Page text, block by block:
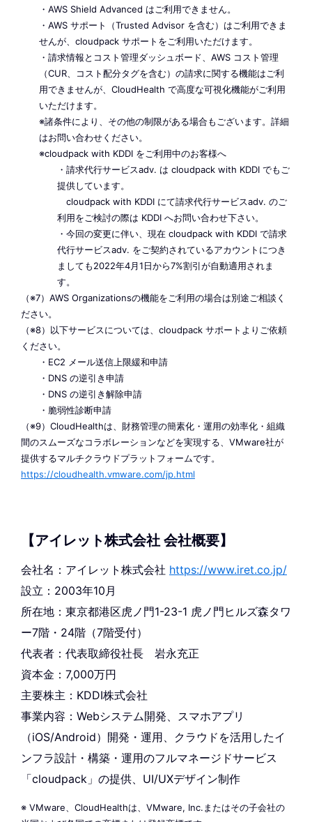
・AWS Shield Advanced はご利用できません。
・AWS サポート（Trusted Advisor を含む）はご利用できま
せんが、cloudpack サポートをご利用いただけます。
・請求情報とコスト管理ダッシュボード、AWS コスト管理
（CUR、コスト配分タグを含む）の請求に関する機能はご利
用できませんが、CloudHealth で高度な可視化機能がご利用
いただけます。
※諸条件により、その他の制限がある場合もございます。詳細
はお問い合わせください。
※cloudpack with KDDI をご利用中のお客様へ
・請求代行サービスadv. は cloudpack with KDDI でもご
提供しています。
cloudpack with KDDI にて請求代行サービスadv. のご
利用をご検討の際は KDDI へお問い合わせ下さい。
・今回の変更に伴い、現在 cloudpack with KDDI で請求
代行サービスadv. をご契約されているアカウントにつき
ましても2022年4月1日から7%割引が自動適用されま
す。
（※7）AWS Organizationsの機能をご利用の場合は別途ご相談く
ださい。
（※8）以下サービスについては、cloudpack サポートよりご依頼
ください。
・EC2 メール送信上限緩和申請
・DNS の逆引き申請
・DNS の逆引き解除申請
・脆弱性診断申請
（※9）CloudHealthは、財務管理の簡素化・運用の効率化・組織
間のスムーズなコラボレーションなどを実現する、 VMware社が
提供するマルチクラウドプラットフォームです。
https://cloudhealth.vmware.com/jp.html
【アイレット株式会社 会社概要】
会社名：アイレット株式会社 https://www.iret.co.jp/
設立：2003年10月
所在地：東京都港区虎ノ門1-23-1 虎ノ門ヒルズ森タワ
ー7階・24階（7階受付）
代表者：代表取締役社長 岩永充正
資本金：7,000万円
主要株主：KDDI株式会社
事業内容：Webシステム開発、スマホアプリ
（iOS/Android）開発・運用、クラウドを活用したイ
ンフラ設計・構築・運用のフルマネージドサービス
「cloudpack」の提供、UI/UXデザイン制作
※ VMware、CloudHealthは、VMware, Inc.またはその子会社の